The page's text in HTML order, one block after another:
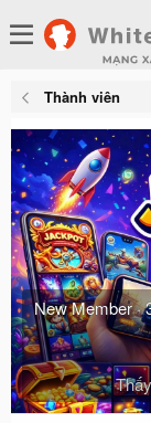
Thành viên
New Member·